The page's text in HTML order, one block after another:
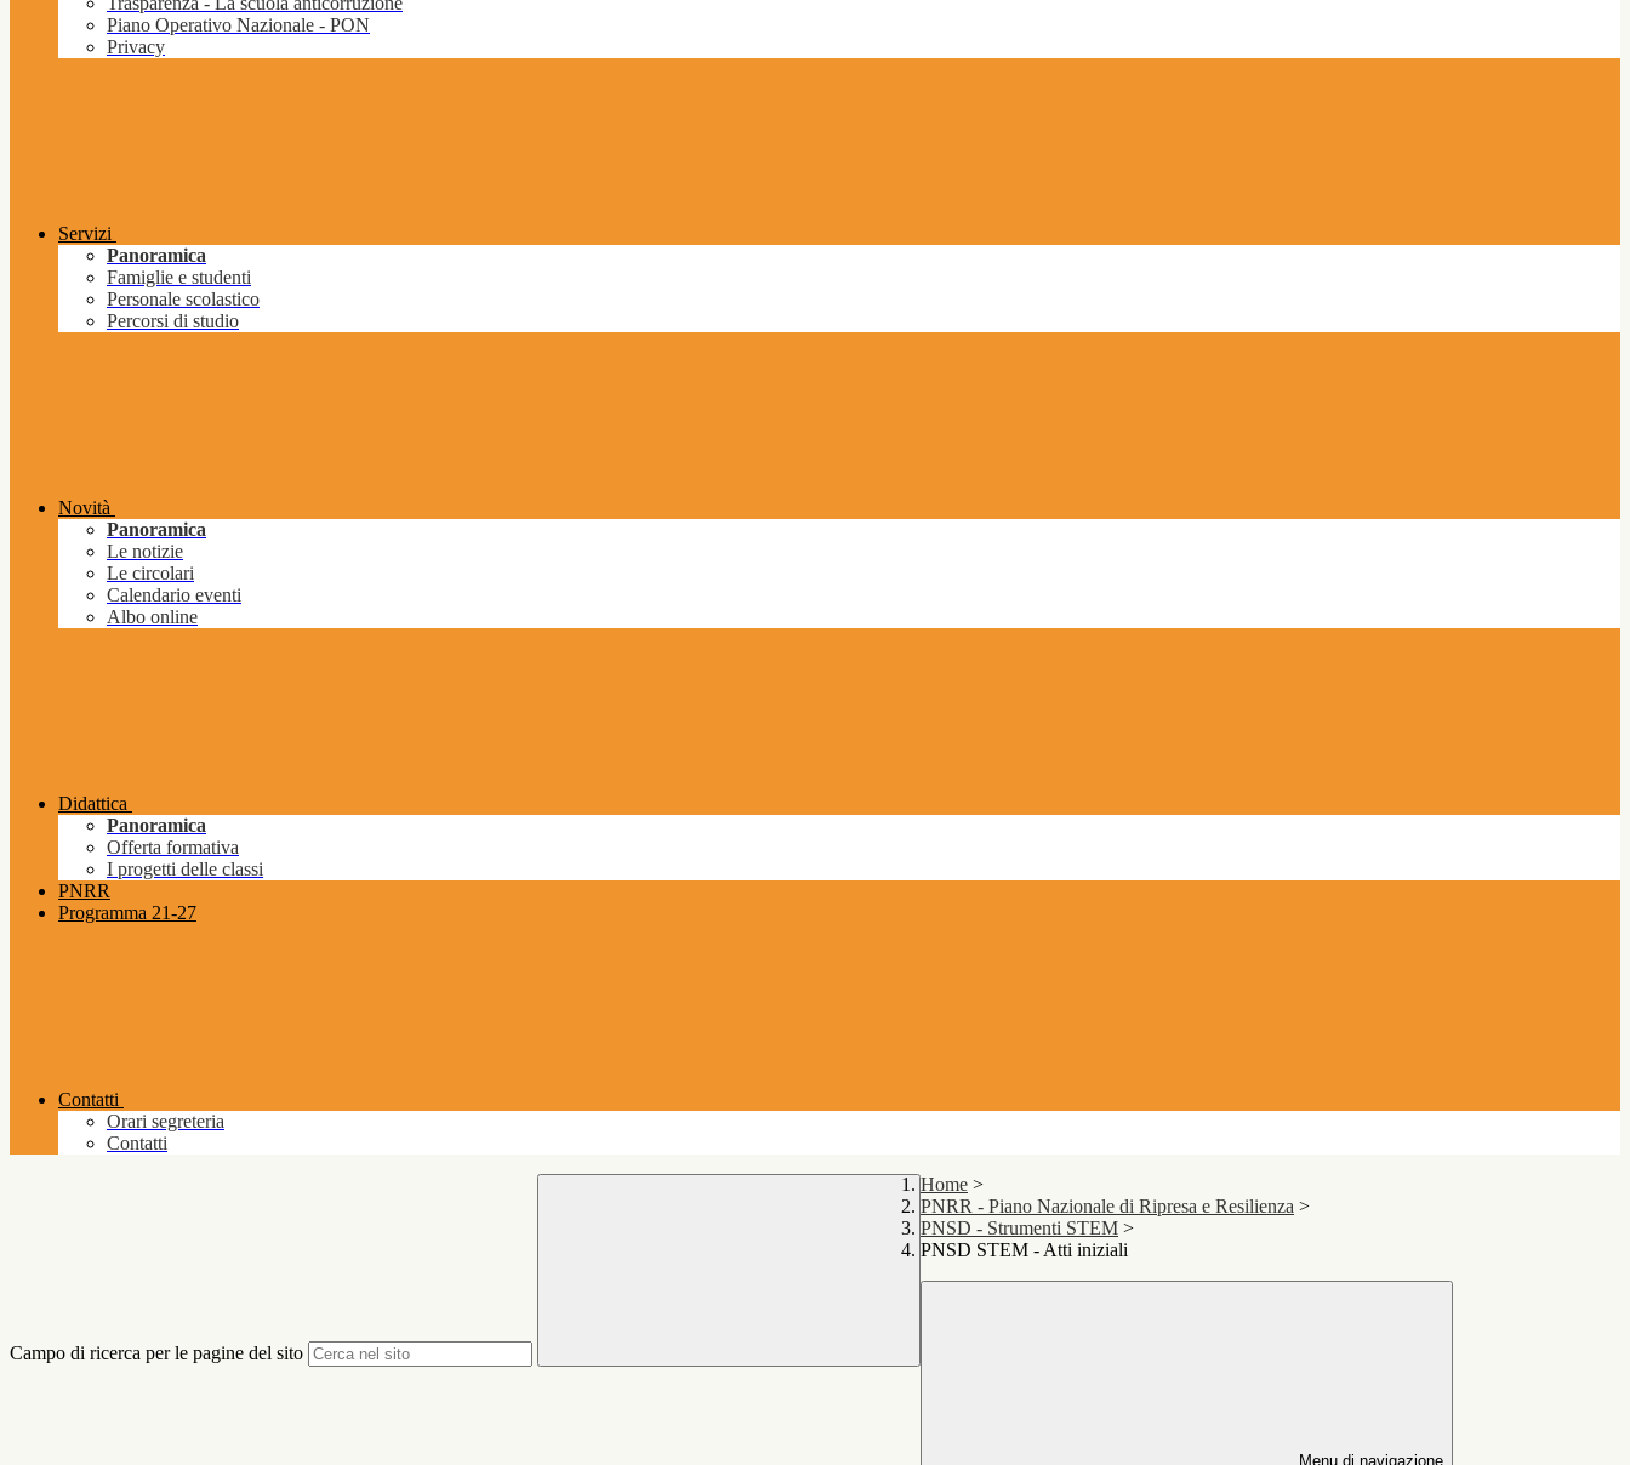
Piano Operativo Nazionale - PON
Privacy
Servizi
Panoramica
Famiglie e studenti
Personale scolastico
Percorsi di studio
Novità
Panoramica
Le notizie
Le circolari
Calendario eventi
Albo online
Didattica
Panoramica
Offerta formativa
I progetti delle classi
PNRR
Programma 21-27
Contatti
Orari segreteria
Contatti
Campo di ricerca per le pagine del sito
Home >
PNRR - Piano Nazionale di Ripresa e Resilienza >
PNSD - Strumenti STEM >
PNSD STEM - Atti iniziali
Menu di navigazione